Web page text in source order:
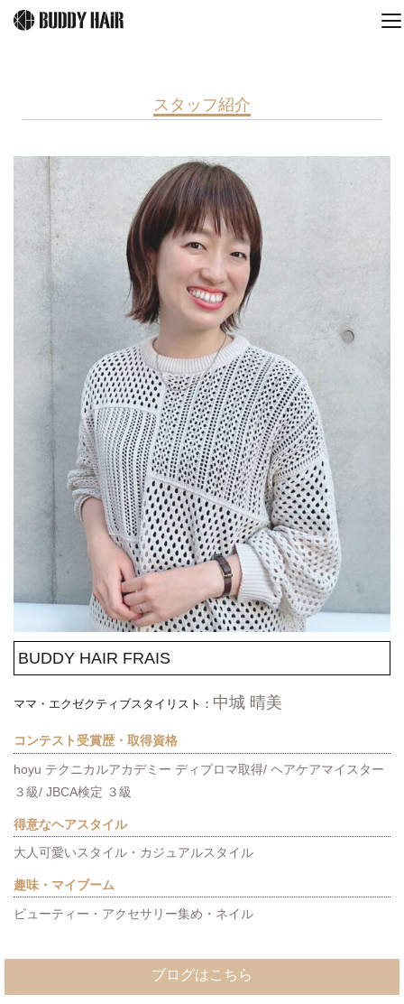
スタッフ紹介
BUDDY HAIR FRAIS
ママ・エクゼクティブスタイリスト： 中城 晴美
コンテスト受賞歴・取得資格
hoyu テクニカルアカデミー ディプロマ取得/ ヘアケアマイスター
３級/ JBCA検定 ３級
得意なヘアスタイル
大人可愛いスタイル・カジュアルスタイル
趣味・マイブーム
ビューティー・アクセサリー集め・ネイル
ブログはこちら